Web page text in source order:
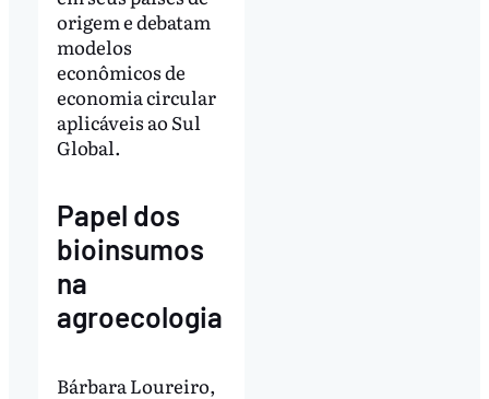
origem e debatam
modelos
econômicos de
economia circular
aplicáveis ao Sul
Global.
Papel dos
bioinsumos
na
agroecologia
Bárbara Loureiro,